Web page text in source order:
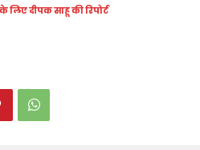
दीपक साहू की रिपोर्ट